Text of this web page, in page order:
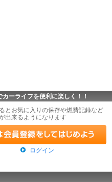
カーライフを便利に楽しく！！
とお気に入りの保存や燃費記録など
出来るようになります
ログイン